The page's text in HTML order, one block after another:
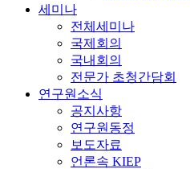
세미나
전체세미나
국제회의
국내회의
전문가 초청간담회
연구원소식
공지사항
연구원동정
보도자료
언론속 KIEP